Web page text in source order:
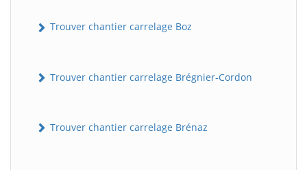
Trouver chantier carrelage Boz
Trouver chantier carrelage Brégnier-Cordon
Trouver chantier carrelage Brénaz